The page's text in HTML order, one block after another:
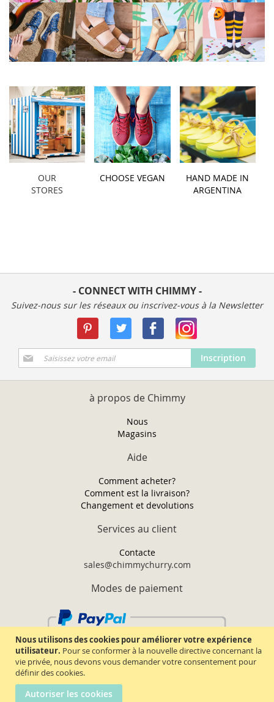
Nous utilisons des cookies pour améliorer votre expérience
utilisateur. Pour se conformer à la nouvelle directive concernant la
vie privée, nous devons vous demander votre consentement pour
définir des cookies.
Autoriser les cookies
OUR
STORES
CHOOSE VEGAN
HAND MADE IN
ARGENTINA
- CONNECT WITH CHIMMY -
Suivez-nous sur les réseaux ou inscrivez-vous à la Newsletter
Inscription
à
notre
Inscription
à propos de Chimmy
Nous
Magasins
Aide
Comment acheter?
Comment est la livraison?
Changement et devolutions
Services au client
Contacte
sales@chimmychurry.com
Modes de paiement
Chimmy Churry TM. Tous droits réservés.